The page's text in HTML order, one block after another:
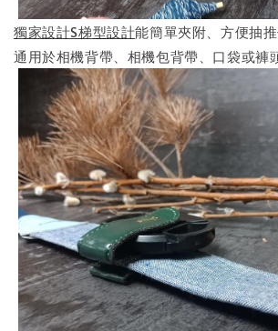
獨家設計S梯型設計能簡單夾附、方便抽
通用於相機背帶、相機包背帶、口袋或褲